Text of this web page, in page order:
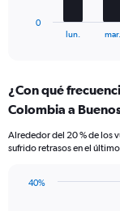
Range:
7
The
chart
lun. mar.
0
¿Con qué
Colombia a
Alrededor del 20 % de los
sufrido retrasos en el
40%